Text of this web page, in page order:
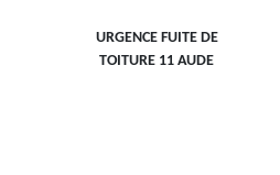
URGENCE FUITE DE
TOITURE 11 AUDE